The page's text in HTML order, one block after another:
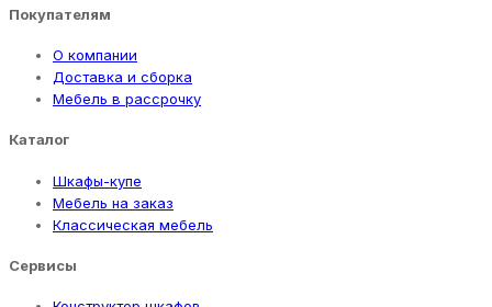
Покупателям
О компании
Доставка и сборка
Мебель в рассрочку
Каталог
Шкафы-купе
Мебель на заказ
Классическая мебель
Сервисы